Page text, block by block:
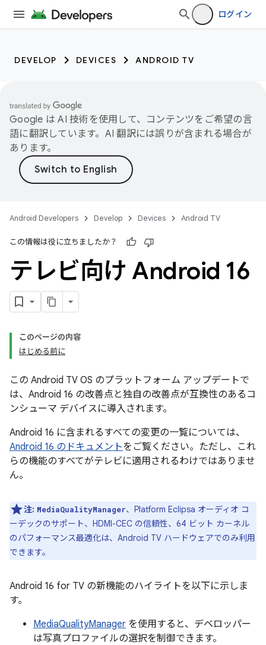
ログイン
DEVELOP DEVICES ANDROID TV
Google は AI 技術を使用して、コンテンツをご希望の言
語に翻訳しています。AI 翻訳には誤りが含まれる場合が
あります。
Android Developers Develop Devices Android TV
この情報は役に立ちましたか？
テレビ向け Android 16
このページの内容
はじめる前に
この Android TV OS のプラットフォーム アップデートで
は、Android 16 の改善点と独自の改善点が互換性のあるコ
ンシューマ デバイスに導入されます。
Android 16 に含まれるすべての変更の一覧については、
Android 16 のドキュメントをご覧ください。ただし、これ
らの機能のすべてがテレビに適用されるわけではありませ
ん。
注: MediaQualityManager、Platform Eclipsa オーディオ コ
ーデックのサポート、HDMI-CEC の信頼性、64 ビット カーネル
のパフォーマンス最適化は、Android TV ハードウェアでのみ利用
できます。
Android 16 for TV の新機能のハイライトを以下に示しま
す。
MediaQualityManager を使用すると、デベロッパー
は写真プロファイルの選択を制御できます。